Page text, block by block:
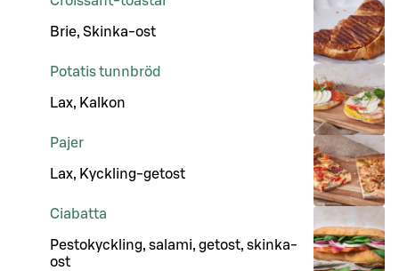
Brie, Skinka-ost
Potatis tunnbröd
Lax, Kalkon
Pajer
Lax, Kyckling-getost
Ciabatta
Pestokyckling, salami, getost, skinka-
ost